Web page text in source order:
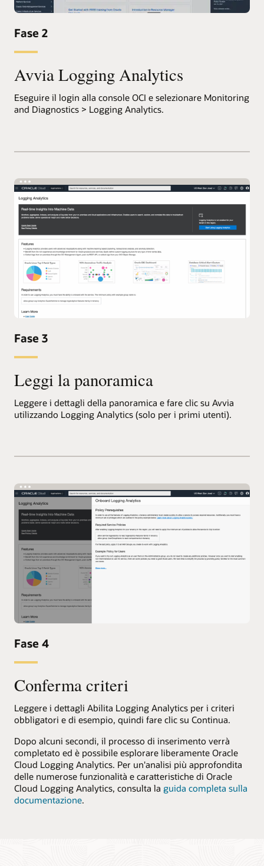
Fase 2
Avvia Logging Analytics
Eseguire il login alla console OCI e selezionare Monitoring
and Diagnostics > Logging Analytics.
Fase 3
Leggi la panoramica
Leggere i dettagli della panoramica e fare clic su Avvia
utilizzando Logging Analytics (solo per i primi utenti).
Fase 4
Conferma criteri
Leggere i dettagli Abilita Logging Analytics per i criteri
obbligatori e di esempio, quindi fare clic su Continua.
Dopo alcuni secondi, il processo di inserimento verrà
completato ed è possibile esplorare liberamente Oracle
Cloud Logging Analytics. Per un'analisi più approfondita
delle numerose funzionalità e caratteristiche di Oracle
Cloud Logging Analytics, consulta la guida completa sulla
documentazione.